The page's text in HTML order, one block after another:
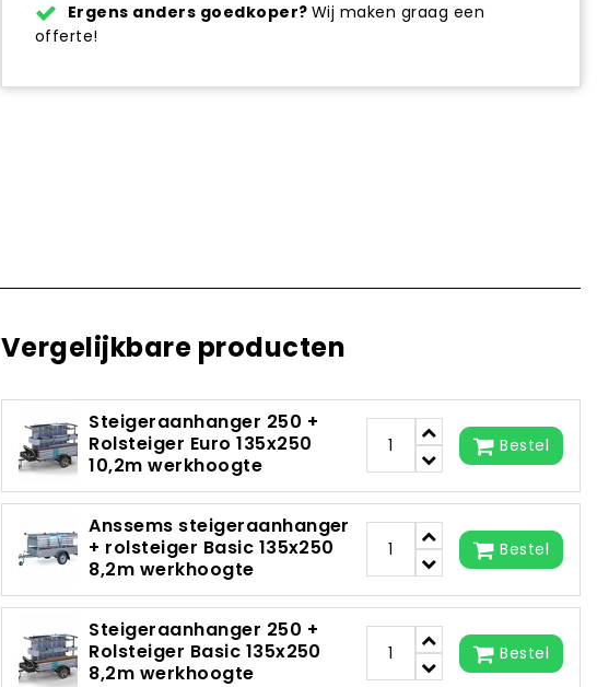
Ergens anders goedkoper? Wij maken graag een
offerte!
Vergelijkbare producten
Steigeraanhanger 250 +
Rolsteiger Euro 135x250
10,2m werkhoogte
Bestel
Anssems steigeraanhanger
+ rolsteiger Basic 135x250
8,2m werkhoogte
Bestel
Steigeraanhanger 250 +
Rolsteiger Basic 135x250
8,2m werkhoogte
Bestel